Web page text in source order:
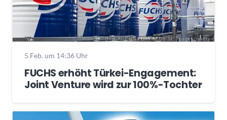
5 Feb. um 14:36 Uhr
FUCHS erhöht Türkei-Engagement:
Joint Venture wird zur 100%-Tochter